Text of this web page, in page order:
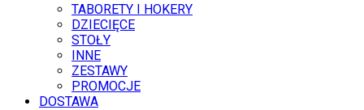
TABORETY I HOKERY
DZIECIĘCE
STOŁY
INNE
ZESTAWY
PROMOCJE
DOSTAWA